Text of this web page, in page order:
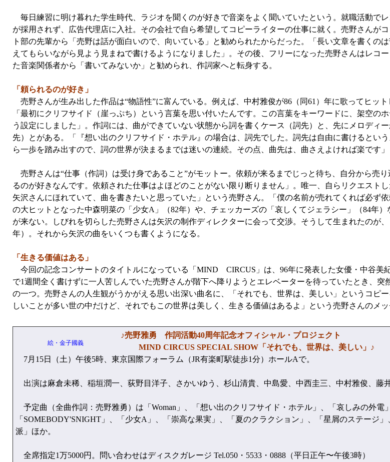
毎日練習に明け暮れた学生時代、ラジオを聞くのが好きで音楽をよく聞いていたという。就職活動で
が採用されず、広告代理店に入社。その会社で自ら希望してコピーライターの仕事に就く。売野さんが
ト部の先輩から「売野は話が面白いので、向いている」と勧められたからだった。「長い文章を書くの
えてもらいながら見よう見まねで書けるようになりました」。その後、フリーになった売野さんはレコ
た音楽関係者から「書いてみないか」と勧められ、作詞家へと転身する。
「頼られるのが好き」
売野さんが生み出した作品は“物語性”に富んでいる。例えば、中村雅俊が86（同61）年に歌ってヒット
「最初にクリフサイド（崖っぷち）という言葉を思い付いたんです。この言葉をキーワードに、架空の
う設定にしました」。作詞には、曲ができていない状態から詞を書くケース（詞先）と、先にメロディ
先）とがある。「『想い出のクリフサイド・ホテル』の場合は、詞先でした。詞先は自由に書けるとい
ら一歩を踏み出すので、詞の世界が決まるまでは迷いの連続。その点、曲先は、曲さえよければ楽です」
売野さんは“仕事（作詞）は受け身であること”がモットー。依頼が来るまでじっと待ち、自分から売
るのが好きなんです。依頼された仕事はよほどのことがない限り断りません」。唯一、自らリクエスト
矢沢さんにほれていて、曲を書きたいと思っていた」という売野さん。「僕の名前が売れてくれば必ず
の大ヒットとなった中森明菜の「少女A」（82年）や、チェッカーズの「哀しくてジェラシー」（84年
が来ない。しびれを切らした売野さんは矢沢の制作ディレクターに会って交渉。そうして生まれたのが
年）。それから矢沢の曲をいくつも書くようになる。
「生きる価値はある」
今回の記念コンサートのタイトルになっている「MIND CIRCUS」は、96年に発表した女優・中谷美
で1週間全く書けずに一人苦しんでいた売野さんが階下へ降りようとエレベーターを待っていたとき、
の一つ。売野さんの人生観がうかがえる思い出深い曲名に、「それでも、世界は、美しい」というコピ
しいことが多い世の中だけど、それでもこの世界は美しく、生きる価値はあるよ」という売野さんのメッ
絵・金子國義
♪売野雅勇 作詞活動40周年記念オフィシャル・プロジェクト
MIND CIRCUS SPECIAL SHOW「それでも、世界は、美しい」♪
7月15日（土）午後5時、東京国際フォーラム（JR有楽町駅徒歩1分）ホールAで。
出演は麻倉未稀、稲垣潤一、荻野目洋子、さかいゆう、杉山清貴、中島愛、中西圭三、中村雅俊、藤
予定曲（全曲作詞：売野雅勇）は「Woman」、「想い出のクリフサイド・ホテル」、「哀しみの外電
「SOMEBODY'SNIGHT」、「少女A」、「崇高な果実」、「夏のクラクション」、「星屑のステージ
派」ほか。
全席指定1万5000円。問い合わせはディスクガレージ Tel.050・5533・0888（平日正午〜午後3時）